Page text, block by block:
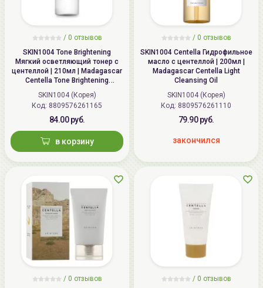
/ 0 отзывов
SKIN1004 Tone Brightening
Мягкий осветляющий тонер с
центеллой | 210мл | Madagascar
Centella Tone Brightening
Boosting Toner
SKIN1004 (Корея)
Код: 8809576261165
84.00 руб.
в корзину
/ 0 отзывов
SKIN1004 Centella Гидрофильное
масло c центеллой | 200мл |
Madagascar Centella Light
Cleansing Oil
SKIN1004 (Корея)
Код: 8809576261110
79.90 руб.
закончился
/ 0 отзывов
/ 0 отзывов